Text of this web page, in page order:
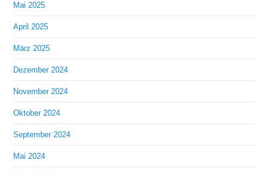
Mai 2025
April 2025
März 2025
Dezember 2024
November 2024
Oktober 2024
September 2024
Mai 2024